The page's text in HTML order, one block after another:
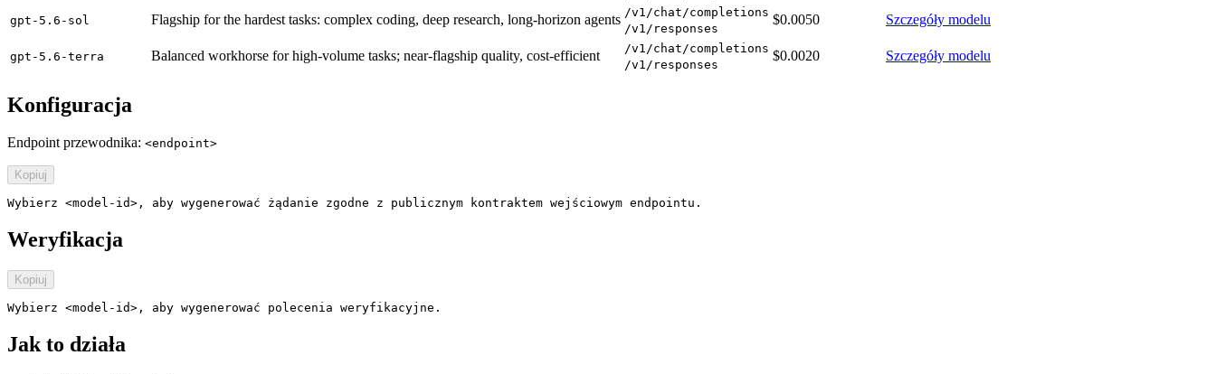
gpt-5.6-sol Flagship for the hardest tasks: complex coding, deep research, long-horizon agents /v1/chat/completions
/v1/responses
$0.0050 Szczegóły modelu
gpt-5.6-terra Balanced workhorse for high-volume tasks; near-flagship quality, cost-efficient
/v1/chat/completions
/v1/responses
$0.0020 Szczegóły modelu
Konfiguracja
Endpoint przewodnika: <endpoint>
Kopiuj
Wybierz <model-id>, aby wygenerować żądanie zgodne z publicznym kontraktem wejściowym endpointu.
Weryfikacja
Kopiuj
Wybierz <model-id>, aby wygenerować polecenia weryfikacyjne.
Jak to działa